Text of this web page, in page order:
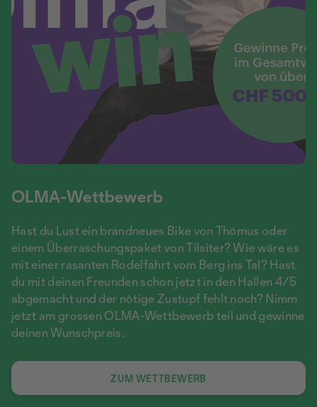
OLMA-Wettbewerb
Hast du Lust ein brandneues Bike von Thömus oder
einem Überraschungspaket von Tilsiter? Wie wäre es
mit einer rasanten Rodelfahrt vom Berg ins Tal? Hast
du mit deinen Freunden schon jetzt in den Hallen 4/5
abgemacht und der nötige Zustupf fehlt noch? Nimm
jetzt am grossen OLMA-Wettbewerb teil und gewinne
deinen Wunschpreis.
ZUM WETTBEWERB